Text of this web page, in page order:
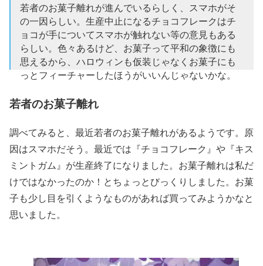
若者のお菓子離れが進んでいるらしく、スマホがそ
の一因らしい。生産中止になるチョコフレークはチ
ョコが手についてスマホが触れない等の意見もある
らしい。色々あるけど、お菓子って平和の象徴にも
思えるから、ハロウィンも仮装じゃなくお菓子にも
っとフィーチャーしたほうがいいんじゃないかな。
— 木村 知貴 (@kimotoramuki)
若者のお菓子離れ
調べてみると、最近若者のお菓子離れがあるようです。原
因はスマホだそう。最近では『チョコフレーク』や『キス
ミントガム』が生産終了になりました。お菓子離れは私だ
けではなかったのか！とちょっとびっくりしました。お菓
子も少し目を引くようなものがあれば買ってみようかなと
思いました。